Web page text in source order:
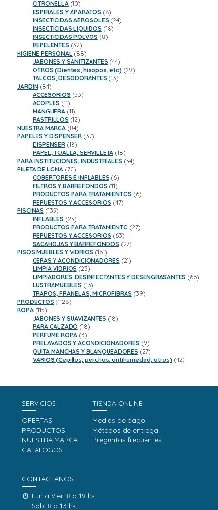
CITRONELLA 1010
productos
ESPIRALES Y APARATOS 88
productos
INSECTICIDAS AEROSOLES 2424
INSECTICIDAS LIQUIDOS 1818
INSECTICIDAS POLVOS 88
REPELENTES 3232
productos
HIGIENE PERSONAL 8888
productos
JABONES Y SANITIZANTES 4444
productos
OTROS (Dientes, hisopos, etc) 2929
TALCOS, DESODORANTES 1313
JARDIN 8484
productos
ACCESORIOS 5353
ACOPLES 1111
productos
MANGUERA 1111
productos
RASTRILLOS 1212
productos
NUESTRA MARCA 8484
productos
PAPELES Y DISPENSER 3737
DISPENSER 1818
productos
PAPEL, TOALLA, SERVILLETA 1818
productos
PARA INSTITUCIONES, INDUSTRIALES 5454
PILETA DE LONA 7070
productos
COBERTORES E INFLABLES 66
productos
FILTROS Y BARREFONDOS 1111
productos
PRODUCTOS PARA TRATAMIENTOS 66
REPUESTOS Y ACCESORIOS 4747
PISCINAS 135135
productos
INFLABLES 2323
productos
PRODUCTOS PARA TRATAMIENTO 2727
REPUESTOS Y ACCESORIOS 6363
productos
SACAHOJAS Y BARREFONDOS 2727
PISOS MUEBLES Y VIDRIOS 161161
productos
CERAS Y ACONDICIONADORES 2121
LIMPIA VIDRIOS 2323
productos
LIMPIADORES, DESINFECTANTES Y DESENGRASANTES 6666
LUSTRAMUEBLES 1313
productos
TRAPOS, FRANELAS, MICROFIBRAS 3939
PRODUCTOS 11281128
ROPA 115115
productos
JABONES Y SUAVIZANTES 1818
PARA CALZADO 1818
PERFUME ROPA 33
productos
PRELAVADOS Y ACONDICIONADORES 99
productos
QUITA MANCHAS Y BLANQUEADORES 2727
productos
VARIOS (Cepillos, perchas, antihumedad, otros) 4242
SERVICIOS
OFERTAS
PRODUCTOS
NUESTRA MARCA
CATALOGOS
TIENDA ONLINE
Medios de pago
Métodos de entrega
Preguntas frecuentes
CONTACTANOS
Lun a Vier: 8 a 19 hs
Sab: 8 a 13 hs